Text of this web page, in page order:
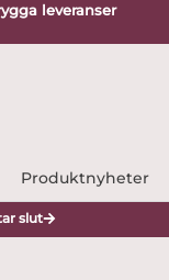
leveranser
Produktnyheter
slut